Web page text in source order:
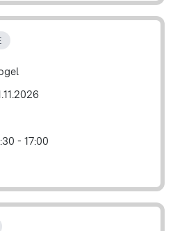
- 17:00